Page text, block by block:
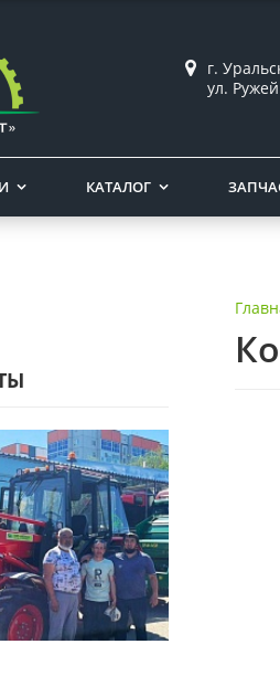
г.
ул.
КАТАЛОГ